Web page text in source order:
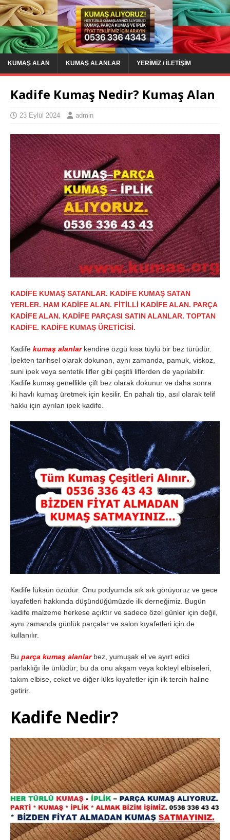
KUMAŞ ALAN KUMAŞ ALANLAR YERIMIZ / İLETIŞIM
Kadife Kumaş Nedir? Kumaş Alan
23 Eylül 2024 admin
KADİFE KUMAŞ SATANLAR. KADİFE KUMAŞ SATAN
YERLER. HAM KADİFE ALAN. FİTİLLİ KADİFE ALAN. PARÇA
KADİFE ALAN. KADİFE PARÇASI SATIN ALANLAR. TOPTAN
KADİFE. KADİFE KUMAŞ ÜRETİCİSİ.
Kadife kumaş alanlarkendine özgü kısa tüylü bir bez türüdür.
İpekten tarihsel olarak dokunan, aynı zamanda, pamuk, viskoz,
suni ipek veya sentetik lifler gibi çeşitli liflerden de yapılabilir.
Kadife kumaş genellikle çift bez olarak dokunur ve daha sonra
iki havlı kumaş üretmek için kesilir. En pahalı tip, asıl olarak telif
hakkı için ayrılan ipek kadife.
Kadife lüksün özüdür. Onu podyumda sık sık görüyoruz ve gece
kıyafetleri hakkında düşündüğümüzde ilk derneğimiz. Bugün
kadife malzeme herkese açıktır ve sadece özel günler için değil,
aynı zamanda günlük parçalar ve salon kıyafetleri için de
kullanılır.
Bu parça kumaş alanlarbez, yumuşak el ve ayırt edici
parlaklığı ile ünlüdür; bu da onu akşam veya kokteyl elbiseleri,
takım elbise, ceket ve diğer lüks kıyafetler için ilk tercih haline
getirir.
Kadife Nedir?